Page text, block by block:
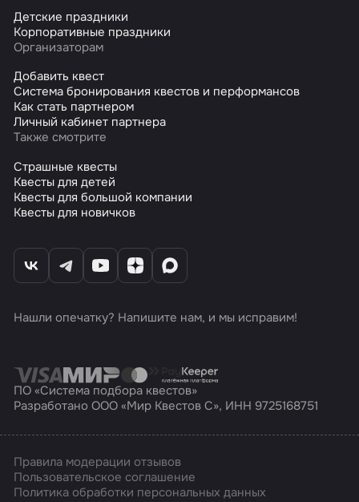
Детские праздники
Корпоративные праздники
Организаторам
Добавить квест
Система бронирования квестов и перформансов
Как стать партнером
Личный кабинет партнера
Также смотрите
Страшные квесты
Квесты для детей
Квесты для большой компании
Квесты для новичков
Нашли опечатку? Напишите нам, и мы исправим!
ПО «Система подбора квестов»
Разработано ООО «Мир Квестов С», ИНН 9725168751
Правила модерации отзывов
Пользовательское соглашение
Политика обработки персональных данных